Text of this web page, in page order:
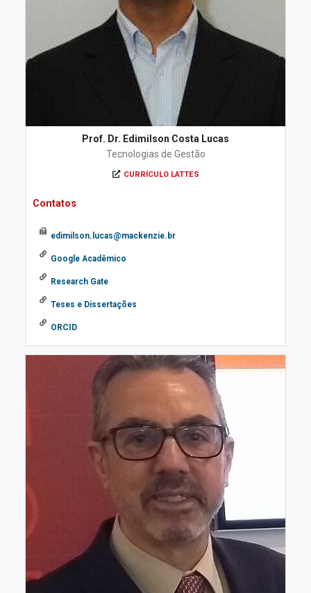
Prof. Dr. Edimilson Costa Lucas
Tecnologias de Gestão
CURRÍCULO LATTES
Contatos
edimilson.lucas@mackenzie.br
Google Acadêmico
Research Gate
Teses e Dissertações
ORCID